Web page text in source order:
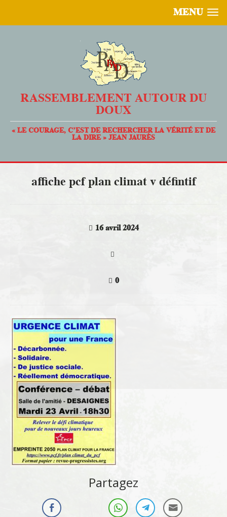
MENU
RASSEMBLEMENT AUTOUR DU
DOUX
« LE COURAGE, C’EST DE RECHERCHER LA VÉRITÉ ET DE
LA DIRE » JEAN JAURÈS
affiche pcf plan climat v défintif
16 avril 2024
0
Partagez